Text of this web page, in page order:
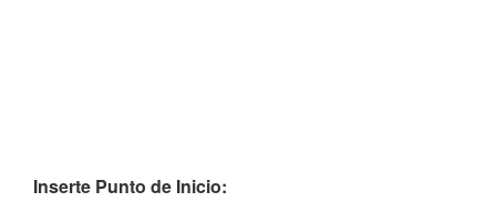
Inserte Punto de Inicio: